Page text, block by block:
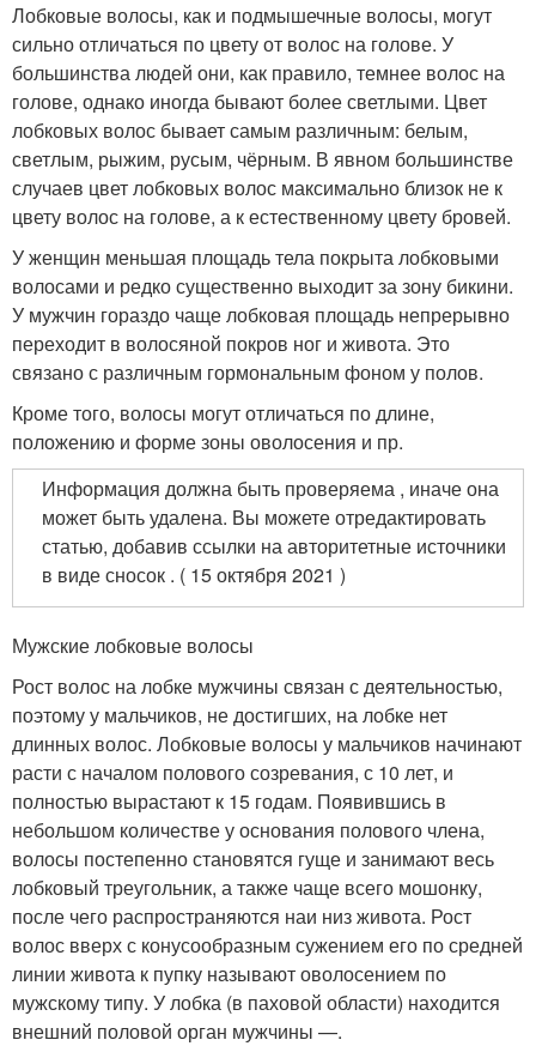
Лобковые волосы, как и подмышечные волосы, могут
сильно отличаться по цвету от волос на голове. У
большинства людей они, как правило, темнее волос на
голове, однако иногда бывают более светлыми. Цвет
лобковых волос бывает самым различным: белым,
светлым, рыжим, русым, чёрным. В явном большинстве
случаев цвет лобковых волос максимально близок не к
цвету волос на голове, а к естественному цвету бровей.
У женщин меньшая площадь тела покрыта лобковыми
волосами и редко существенно выходит за зону бикини.
У мужчин гораздо чаще лобковая площадь непрерывно
переходит в волосяной покров ног и живота. Это
связано с различным гормональным фоном у полов.
Кроме того, волосы могут отличаться по длине,
положению и форме зоны оволосения и пр.
Информация должна быть проверяема , иначе она
может быть удалена. Вы можете отредактировать
статью, добавив ссылки на авторитетные источники
в виде сносок . ( 15 октября 2021 )
Мужские лобковые волосы
Рост волос на лобке мужчины связан с деятельностью,
поэтому у мальчиков, не достигших, на лобке нет
длинных волос. Лобковые волосы у мальчиков начинают
расти с началом полового созревания, с 10 лет, и
полностью вырастают к 15 годам. Появившись в
небольшом количестве у основания полового члена,
волосы постепенно становятся гуще и занимают весь
лобковый треугольник, а также чаще всего мошонку,
после чего распространяются наи низ живота. Рост
волос вверх с конусообразным сужением его по средней
линии живота к пупку называют оволосением по
мужскому типу. У лобка (в паховой области) находится
внешний половой орган мужчины —.